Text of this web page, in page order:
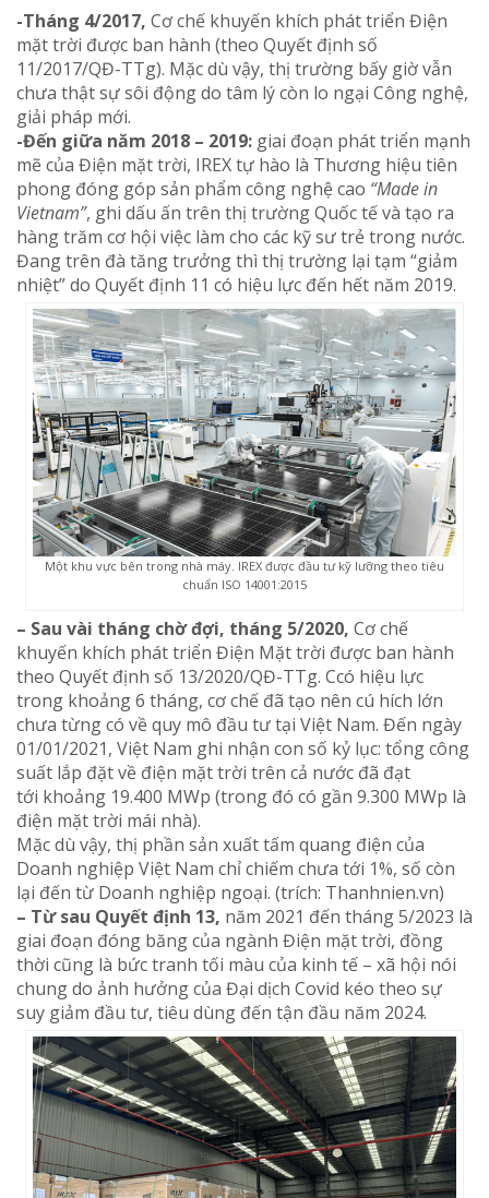
-Tháng 4/2017, Cơ chế khuyến khích phát triển Điện
mặt trời được ban hành (theo Quyết định số
11/2017/QĐ-TTg). Mặc dù vậy, thị trường bấy giờ vẫn
chưa thật sự sôi động do tâm lý còn lo ngại Công nghệ,
giải pháp mới.
-Đến giữa năm 2018 – 2019: giai đoạn phát triển mạnh
mẽ của Điện mặt trời, IREX tự hào là Thương hiệu tiên
phong đóng góp sản phẩm công nghệ cao “Made in
Vietnam”, ghi dấu ấn trên thị trường Quốc tế và tạo ra
hàng trăm cơ hội việc làm cho các kỹ sư trẻ trong nước.
Đang trên đà tăng trưởng thì thị trường lại tạm “giảm
nhiệt” do Quyết định 11 có hiệu lực đến hết năm 2019.
Một khu vực bên trong nhà máy. IREX được đầu tư kỹ lưỡng theo tiêu
chuẩn ISO 14001:2015
– Sau vài tháng chờ đợi, tháng 5/2020, Cơ chế
khuyến khích phát triển Điện Mặt trời được ban hành
theo Quyết định số 13/2020/QĐ-TTg. Ccó hiệu lực
trong khoảng 6 tháng, cơ chế đã tạo nên cú hích lớn
chưa từng có về quy mô đầu tư tại Việt Nam. Đến ngày
01/01/2021, Việt Nam ghi nhận con số kỷ lục: tổng công
suất lắp đặt về điện mặt trời trên cả nước đã đạt
tới khoảng 19.400 MWp (trong đó có gần 9.300 MWp là
điện mặt trời mái nhà).
Mặc dù vậy, thị phần sản xuất tấm quang điện của
Doanh nghiệp Việt Nam chỉ chiếm chưa tới 1%, số còn
lại đến từ Doanh nghiệp ngoại. (trích: Thanhnien.vn)
– Từ sau Quyết định 13, năm 2021 đến tháng 5/2023 là
giai đoạn đóng băng của ngành Điện mặt trời, đồng
thời cũng là bức tranh tối màu của kinh tế – xã hội nói
chung do ảnh hưởng của Đại dịch Covid kéo theo sự
suy giảm đầu tư, tiêu dùng đến tận đầu năm 2024.